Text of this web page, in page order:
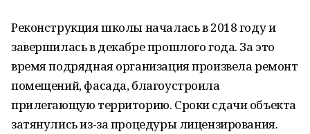
Реконструкция школы началась в 2018 году и
завершилась в декабре прошлого года. За это
время подрядная организация произвела ремонт
помещений, фасада, благоустроила
прилегающую территорию. Сроки сдачи объекта
затянулись из-за процедуры лицензирования.